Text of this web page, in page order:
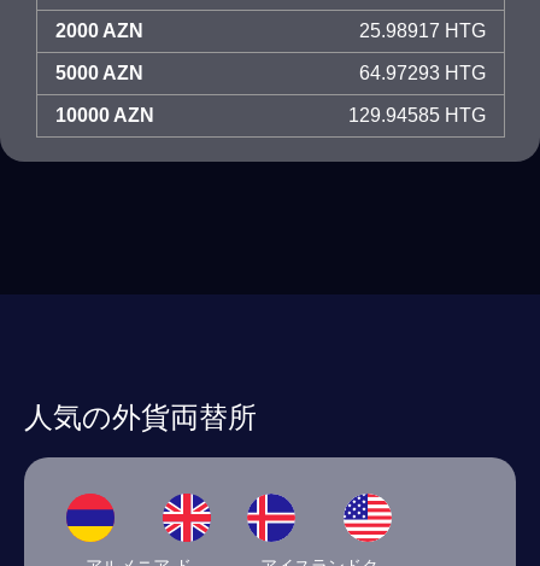
2000 AZN 25.98917 HTG
5000 AZN 64.97293 HTG
10000 AZN 129.94585 HTG
人気の外貨両替所